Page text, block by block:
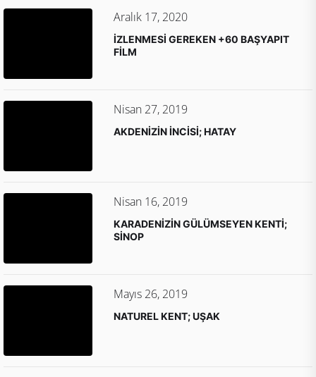
Aralık 17, 2020
İZLENMESİ GEREKEN +60 BAŞYAPIT
FİLM
Nisan 27, 2019
AKDENİZİN İNCİSİ; HATAY
Nisan 16, 2019
KARADENİZİN GÜLÜMSEYEN KENTİ;
SİNOP
Mayıs 26, 2019
NATUREL KENT; UŞAK